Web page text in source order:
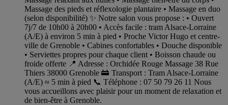
Massage des pieds et réflexologie plantaire • Massage en duo
(selon disponibilité) ✨ Notre salon vous propose : • Ouvert
7j/7 de 10h00 à 20h00 • Accès facile : tram Alsace-Lorraine
(A/E) à environ 5 min à pied • Proche Victor Hugo et centre-
ville de Grenoble • Cabines confortables • Douche disponible
• Serviettes propres pour chaque client • Boisson chaude ou
froide offerte 📍 Adresse : Orchidée Rouge Massage 38 Rue
Thiers 38000 Grenoble 🚋 Transport : Tram Alsace-Lorraine
(A/E) ≈ 5 min à pied 📞 Téléphone : 07 50 79 26 11 Nous
vous accueillons avec plaisir pour un moment de relaxation et
de bien-être à Grenoble.